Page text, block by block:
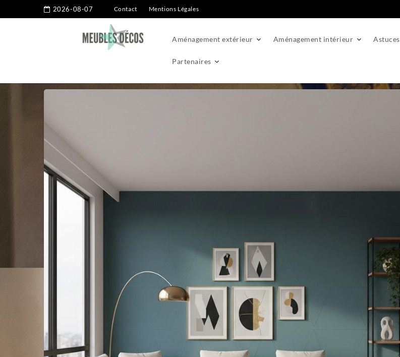
2026-08-07 Contact Mentions Légales
Aménagement extérieur Aménagement intérieur Astuces
Partenaires